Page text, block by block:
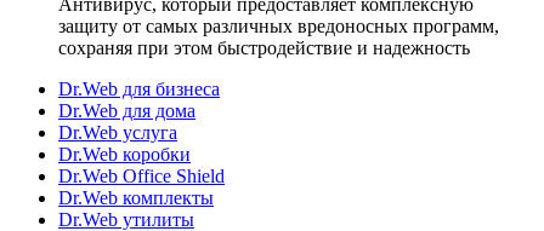
Антивирус, который предоставляет комплексную
защиту от самых различных вредоносных программ,
сохраняя при этом быстродействие и надежность
Dr.Web для бизнеса
Dr.Web для дома
Dr.Web услуга
Dr.Web коробки
Dr.Web Office Shield
Dr.Web комплекты
Dr.Web утилиты